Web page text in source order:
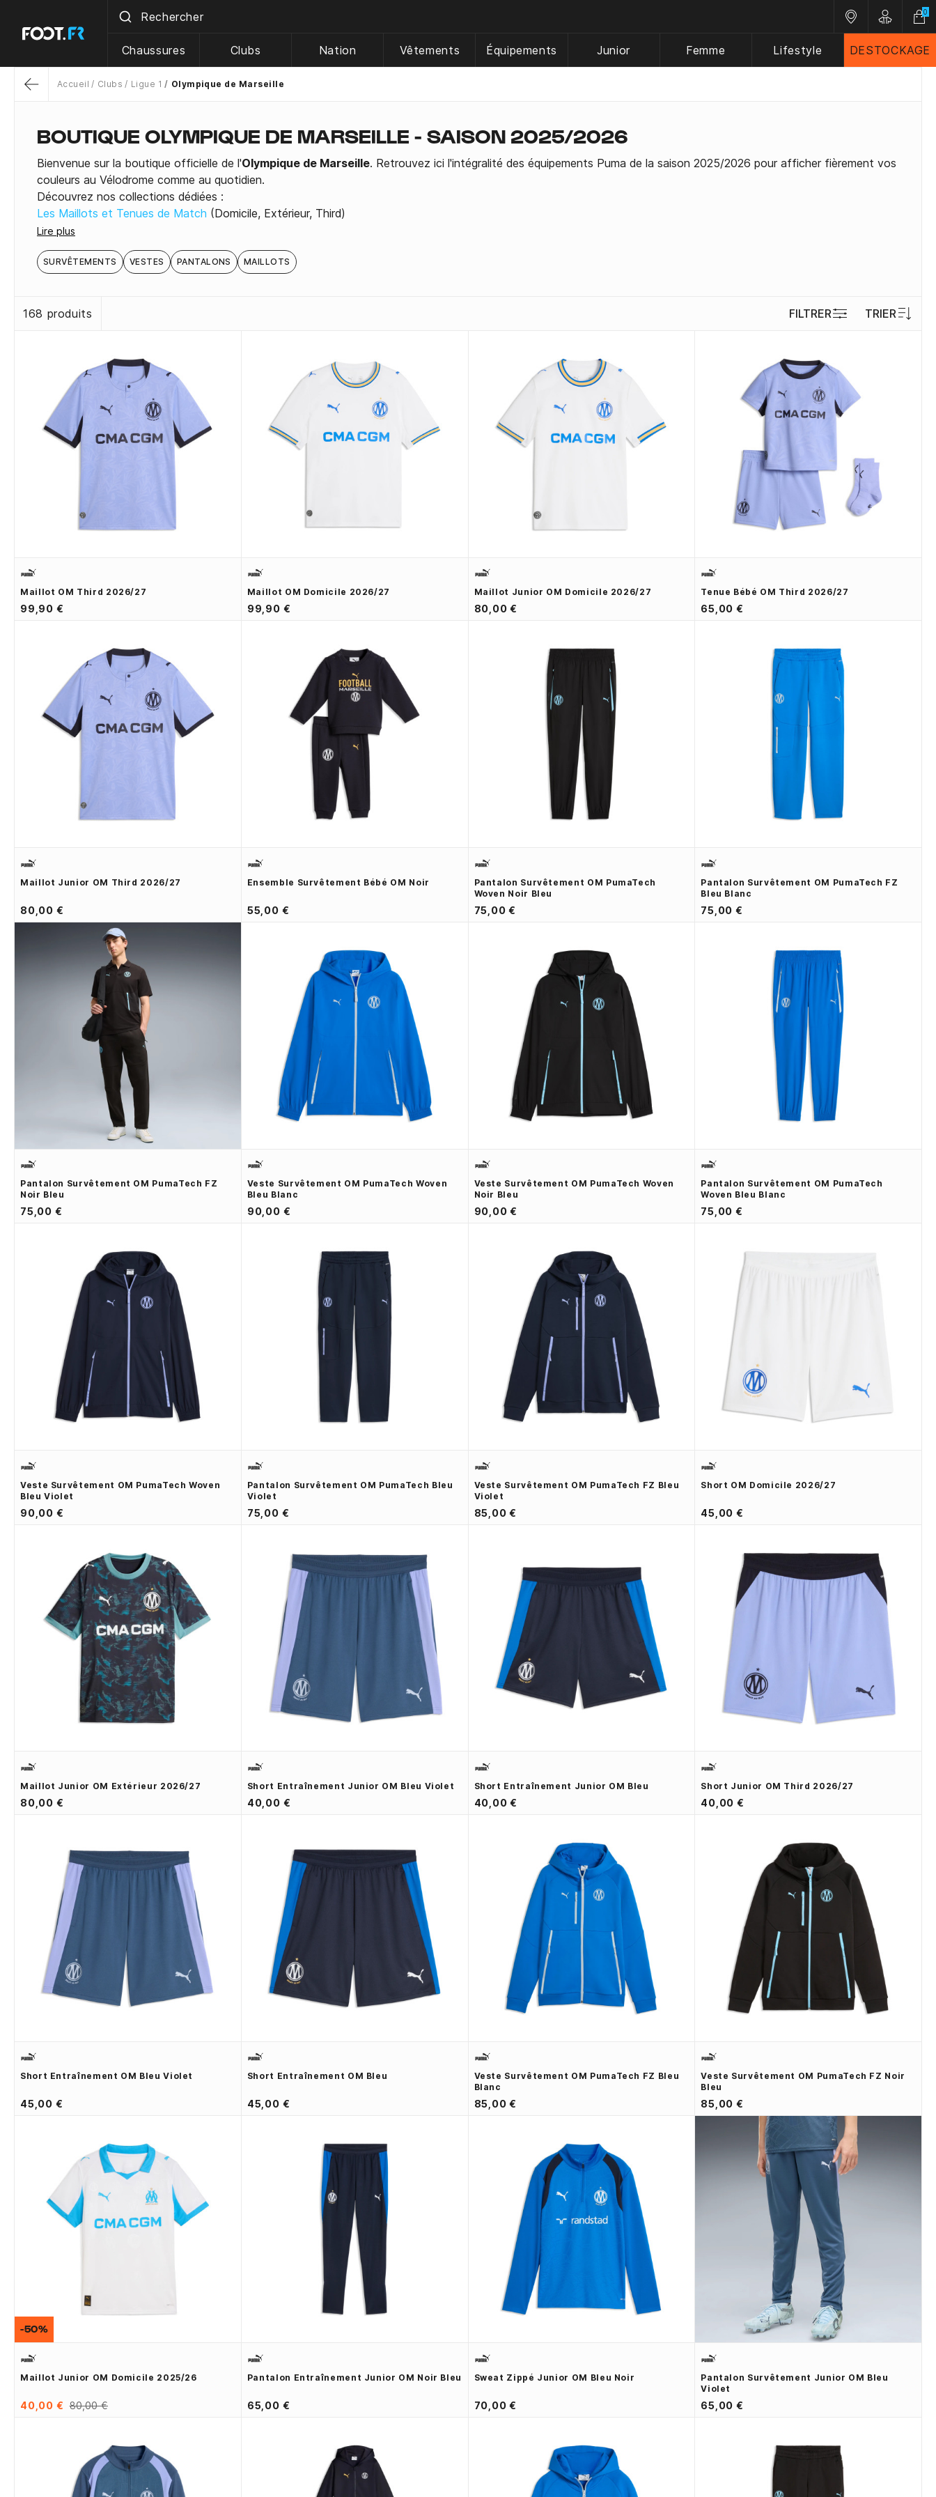
Nos magasins
Customer
0
Chaussures Clubs Nation Vêtements Équipements Junior Femme Lifestyle DESTOCKAGE
Accueil Clubs Ligue 1 Olympique de Marseille
BOUTIQUE OLYMPIQUE DE MARSEILLE - SAISON 2025/2026
Bienvenue sur la boutique officielle de l'Olympique de Marseille. Retrouvez ici l'intégralité des équipements Puma de la saison 2025/2026 pour afficher fièrement vos
couleurs au Vélodrome comme au quotidien.
Découvrez nos collections dédiées :
Les Maillots et Tenues de Match (Domicile, Extérieur, Third)
Les Survêtements et Ensembles
Les Vestes et Coupe-vents
Les Pantalons d'entraînement
Lire plus
SURVÊTEMENTS VESTES PANTALONS MAILLOTS
168 produits FILTRER TRIER
Maillot OM Third 2026/27
99,90 €
Maillot OM Domicile 2026/27
99,90 €
Maillot Junior OM Domicile 2026/27
80,00 €
Tenue Bébé OM Third 2026/27
65,00 €
Maillot Junior OM Third 2026/27
80,00 €
Ensemble Survêtement Bébé OM Noir
55,00 €
Pantalon Survêtement OM PumaTech
Woven Noir Bleu
75,00 €
Pantalon Survêtement OM PumaTech FZ
Bleu Blanc
75,00 €
Pantalon Survêtement OM PumaTech FZ
Noir Bleu
75,00 €
Veste Survêtement OM PumaTech Woven
Bleu Blanc
90,00 €
Veste Survêtement OM PumaTech Woven
Noir Bleu
90,00 €
Pantalon Survêtement OM PumaTech
Woven Bleu Blanc
75,00 €
Veste Survêtement OM PumaTech Woven
Bleu Violet
90,00 €
Pantalon Survêtement OM PumaTech Bleu
Violet
75,00 €
Veste Survêtement OM PumaTech FZ Bleu
Violet
85,00 €
Short OM Domicile 2026/27
45,00 €
Maillot Junior OM Extérieur 2026/27
80,00 €
Short Entraînement Junior OM Bleu Violet
40,00 €
Short Entraînement Junior OM Bleu
40,00 €
Short Junior OM Third 2026/27
40,00 €
Short Entraînement OM Bleu Violet
45,00 €
Short Entraînement OM Bleu
45,00 €
Veste Survêtement OM PumaTech FZ Bleu
Blanc
85,00 €
Veste Survêtement OM PumaTech FZ Noir
Bleu
85,00 €
Maillot Junior OM Domicile 2025/26
40,00 € 80,00 €
-50%
Pantalon Entraînement Junior OM Noir Bleu
65,00 €
Sweat Zippé Junior OM Bleu Noir
70,00 €
Pantalon Survêtement Junior OM Bleu
Violet
65,00 €